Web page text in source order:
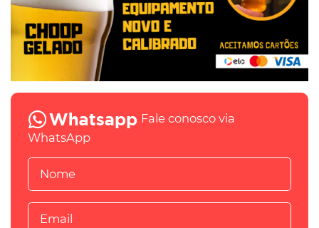
Fale conosco via
WhatsApp